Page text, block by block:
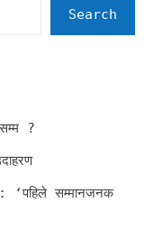
Search
?
‘पहिले सम्मानजनक